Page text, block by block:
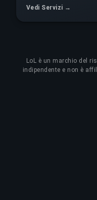
Vedi Servizi →
LoL
è un marchio del
indipendente e non è